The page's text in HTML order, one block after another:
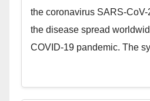
the coronavirus SARS-
the disease spread
COVID-19 pandemic. The